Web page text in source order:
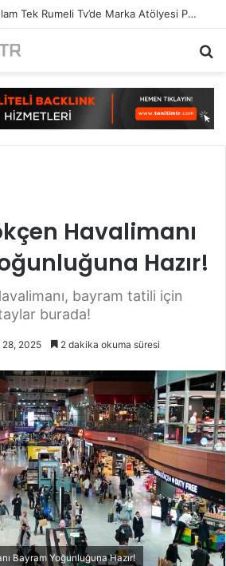
Mürsel Ferhat Sağlam Tek Rumeli Tv’de Marka Atölyesi Programına Konuk Oldu
Havalimanı
Hazır!
bayram tatili için
burada!
28, 2025 2 dakika okuma süresi
Bayram Yoğunluğuna Hazır!